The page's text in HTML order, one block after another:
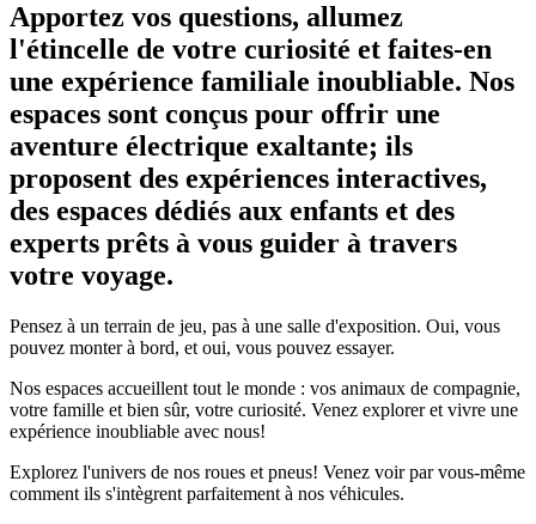
Apportez vos questions, allumez
l'étincelle de votre curiosité et faites-en
une expérience familiale inoubliable. Nos
espaces sont conçus pour offrir une
aventure électrique exaltante; ils
proposent des expériences interactives,
des espaces dédiés aux enfants et des
experts prêts à vous guider à travers
votre voyage.
Pensez à un terrain de jeu, pas à une salle d'exposition. Oui, vous
pouvez monter à bord, et oui, vous pouvez essayer.
Nos espaces accueillent tout le monde : vos animaux de compagnie,
votre famille et bien sûr, votre curiosité. Venez explorer et vivre une
expérience inoubliable avec nous!
Explorez l'univers de nos roues et pneus! Venez voir par vous-même
comment ils s'intègrent parfaitement à nos véhicules.